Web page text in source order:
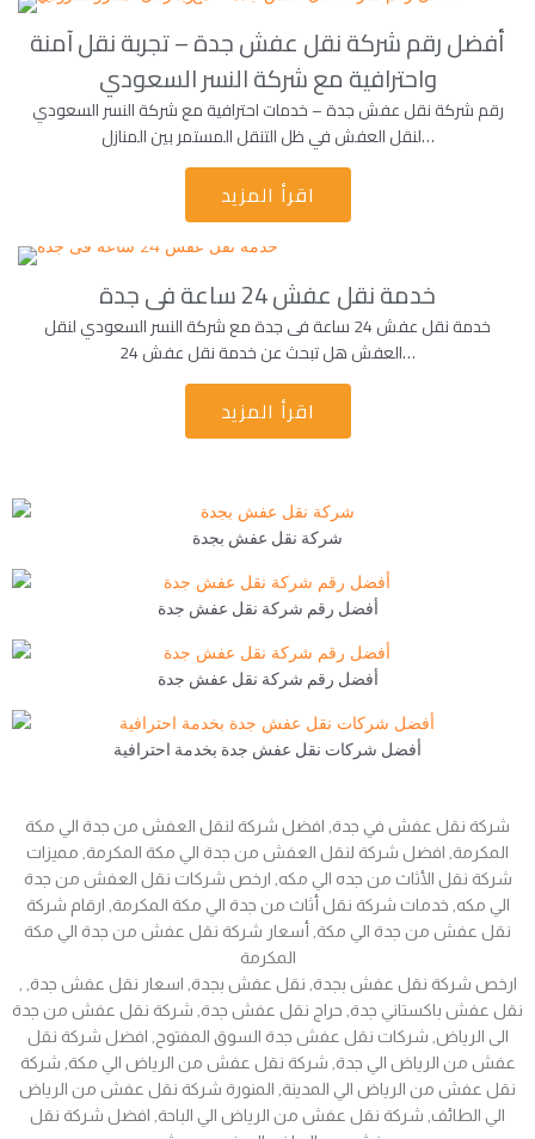
أفضل رقم شركة نقل عفش جدة – تجربة نقل آمنة
واحترافية مع شركة النسر السعودي
رقم شركة نقل عفش جدة – خدمات احترافية مع شركة النسر السعودي
لنقل العفش في ظل التنقل المستمر بين المنازل…
اقرأ المزيد
خدمة نقل عفش 24 ساعة فى جدة
خدمة نقل عفش 24 ساعة فى جدة مع شركة النسر السعودي لنقل
العفش هل تبحث عن خدمة نقل عفش 24…
اقرأ المزيد
شركة نقل عفش بجدة
أفضل رقم شركة نقل عفش جدة
أفضل رقم شركة نقل عفش جدة
أفضل شركات نقل عفش جدة بخدمة احترافية
شركة نقل عفش في جدة, افضل شركة لنقل العفش من جدة الي مكة
المكرمة, افضل شركة لنقل العفش من جدة الي مكة المكرمة, مميزات
شركة نقل الأثاث من جده الي مكه, ارخص شركات نقل العفش من جدة
الي مكه, خدمات شركة نقل أثاث من جدة الي مكة المكرمة, ارقام شركة
نقل عفش من جدة الي مكة, أسعار شركة نقل عفش من جدة الي مكة
المكرمة
نقل عفش باكستاني جدة, حراج نقل عفش جدة, شركة نقل عفش من جدة
الى الرياض, شركات نقل عفش جدة السوق المفتوح, افضل شركة نقل
عفش من الرياض الي جدة, شركة نقل عفش من الرياض الي مكة, شركة
نقل عفش من الرياض الي المدينة, المنورة شركة نقل عفش من الرياض
الي الطائف, شركة نقل عفش من الرياض الي الباحة, افضل شركة نقل